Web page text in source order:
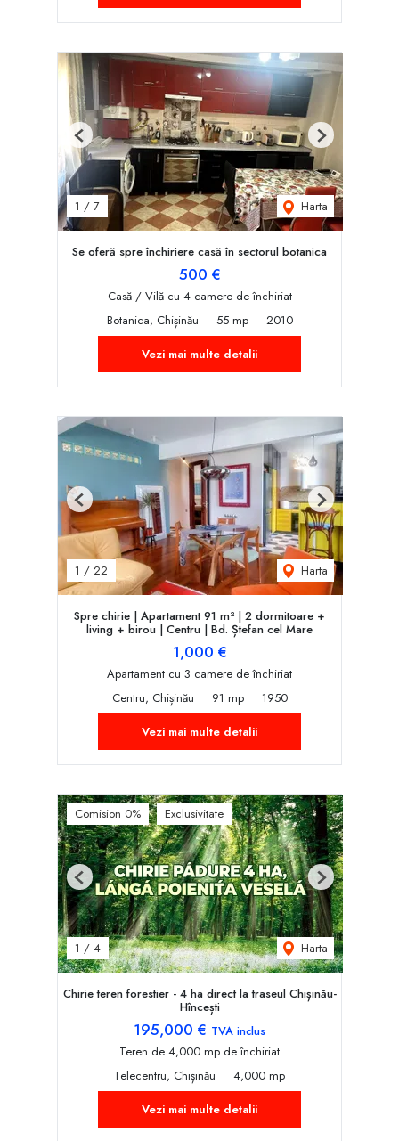
1 / 7 Harta
Previous Next
Se oferă spre închiriere casă în sectorul botanica
500 €
Casă / Vilă cu 4 camere de închiriat
Botanica, Chișinău
55 mp
2010
Vezi mai multe detalii
1 / 22 Harta
Previous Next
Spre chirie | Apartament 91 m² | 2 dormitoare +
living + birou | Centru | Bd. Ștefan cel Mare
1,000 €
Apartament cu 3 camere de închiriat
Centru, Chișinău
91 mp
1950
Vezi mai multe detalii
Comision 0% Exclusivitate
1 / 4 Harta
Previous Next
Chirie teren forestier - 4 ha direct la traseul Chișinău-
Hîncești
195,000 € TVA inclus
Teren de 4,000 mp de închiriat
Telecentru, Chișinău
4,000 mp
Vezi mai multe detalii